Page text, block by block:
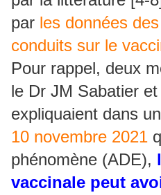
par les données
conduits sur le
Pour rappel, deux
le Dr JM Sabatier
expliquaient dans un
10 novembre 2021
phénomène (ADE),
vaccinale peut